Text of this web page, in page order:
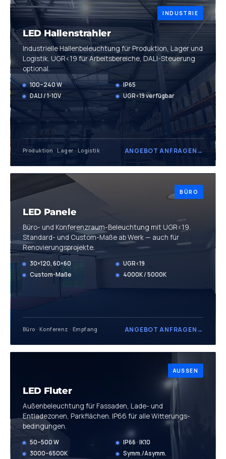
INDUSTRIE
LED Hallenstrahler
Industrielle Hallenbeleuchtung für Produktion, Lager und
Logistik. UGR<19 für Arbeitsbereiche, DALI-Steuerung
optional.
100–240 W
IP65
DALI / 1-10V
UGR<19 verfügbar
Produktion · Lager · Logistik ANGEBOT ANFRAGEN→
BÜRO
LED Panele
Büro- und Konferenzraum-Beleuchtung mit UGR<19.
Standard- und Custom-Maße ab Werk — auch für
Renovierungsprojekte.
30×120, 60×60
UGR<19
Custom-Maße
4000K / 5000K
Büro · Konferenz · Empfang ANGEBOT ANFRAGEN→
AUSSEN
LED Fluter
Außenbeleuchtung für Fassaden, Lade- und
Entladezonen, Parkflächen. IP66 für alle Witterungs­
bedingungen.
50–500 W
IP66 · IK10
3000–6500K
Symm./Asymm.